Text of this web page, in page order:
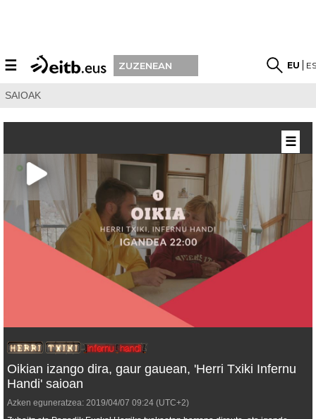
☰ ZUZENEAN EU
SAIOAK
Oikian izango dira, gaur gauean, 'Herri Txiki Infernu
Handi' saioan
Azken eguneratzea: 2019/04/07 09:24 (UTC+2)
☰